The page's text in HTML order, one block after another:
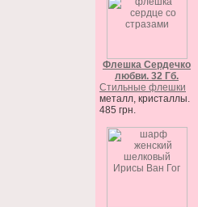
Флешка Сердечко
любви. 32 Гб.
Стильные флешки
металл, кристаллы.
485 грн.